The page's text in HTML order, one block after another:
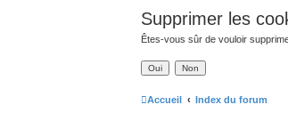
Supprimer les
Êtes-vous sûr de vouloir
Accueil Index du forum